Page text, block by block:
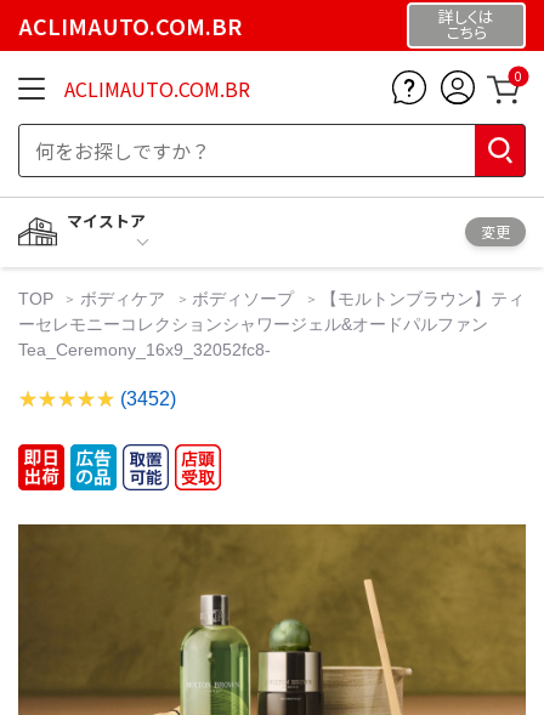
ACLIMAUTO.COM.BR 詳しくは
こちら
ACLIMAUTO.COM.BR 0
マイストア
変更
TOP ボディケア ボディソープ
【モルトンブラウン】ティ
ーセレモニーコレクションシャワージェル&オードパルファン
Tea_Ceremony_16x9_32052fc8-
(3452)